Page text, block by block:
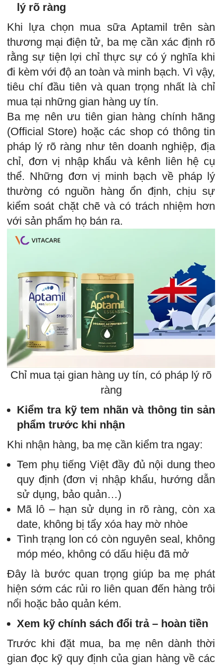
lý rõ ràng
Khi lựa chọn mua sữa Aptamil trên sàn
thương mại điện tử, ba mẹ cần xác định rõ
rằng sự tiện lợi chỉ thực sự có ý nghĩa khi
đi kèm với độ an toàn và minh bạch. Vì vậy,
tiêu chí đầu tiên và quan trọng nhất là chỉ
mua tại những gian hàng uy tín.
Ba mẹ nên ưu tiên gian hàng chính hãng
(Official Store) hoặc các shop có thông tin
pháp lý rõ ràng như tên doanh nghiệp, địa
chỉ, đơn vị nhập khẩu và kênh liên hệ cụ
thể. Những đơn vị minh bạch về pháp lý
thường có nguồn hàng ổn định, chịu sự
kiểm soát chặt chẽ và có trách nhiệm hơn
với sản phẩm họ bán ra.
Chỉ mua tại gian hàng uy tín, có pháp lý rõ
ràng
Kiểm tra kỹ tem nhãn và thông tin sản
phẩm trước khi nhận
Khi nhận hàng, ba mẹ cần kiểm tra ngay:
Tem phụ tiếng Việt đầy đủ nội dung theo
quy định (đơn vị nhập khẩu, hướng dẫn
sử dụng, bảo quản…)
Mã lô – hạn sử dụng in rõ ràng, còn xa
date, không bị tẩy xóa hay mờ nhòe
Tình trạng lon có còn nguyên seal, không
móp méo, không có dấu hiệu đã mở
Đây là bước quan trọng giúp ba mẹ phát
hiện sớm các rủi ro liên quan đến hàng trôi
nổi hoặc bảo quản kém.
Xem kỹ chính sách đổi trả – hoàn tiền
Trước khi đặt mua, ba mẹ nên dành thời
gian đọc kỹ quy định của gian hàng về các